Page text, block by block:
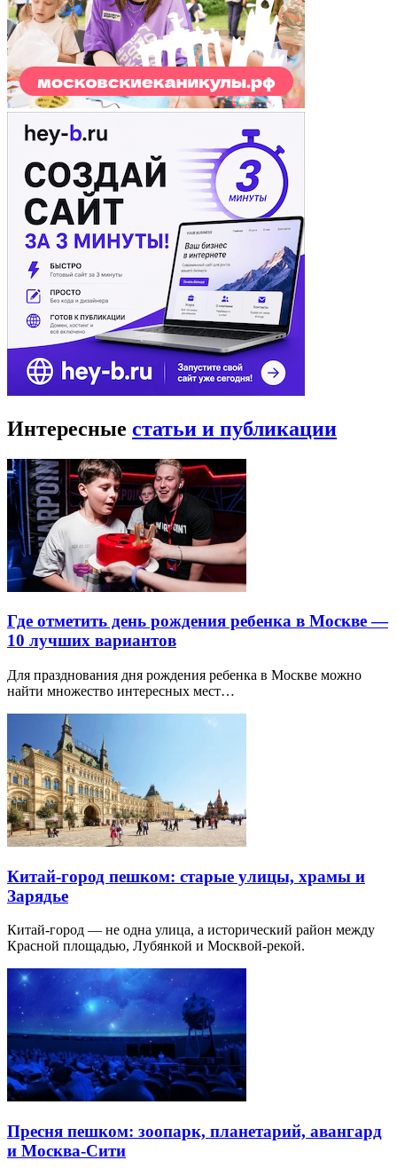
Интересные статьи и публикации
Где отметить день рождения ребенка в Москве —
10 лучших вариантов
Для празднования дня рождения ребенка в Москве можно
найти множество интересных мест…
Китай-город пешком: старые улицы, храмы и
Зарядье
Китай-город — не одна улица, а исторический район между
Красной площадью, Лубянкой и Москвой-рекой.
Пресня пешком: зоопарк, планетарий, авангард
и Москва-Сити